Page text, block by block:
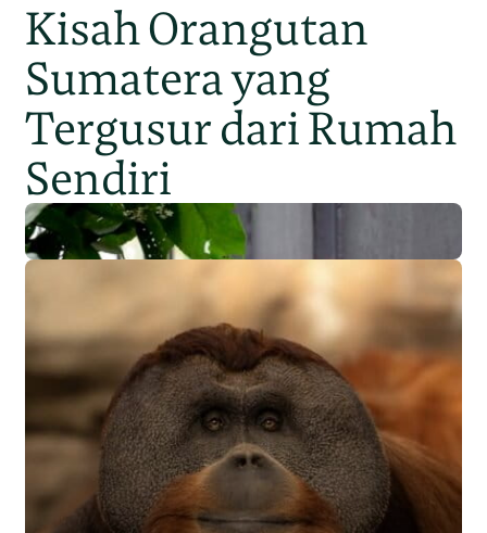
Kisah Orangutan
Sumatera yang
Tergusur dari Rumah
Sendiri
Populasi Orangutan